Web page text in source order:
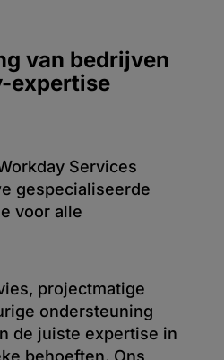
van bedrijven
expertise
Services
gespecialiseerde
voor alle
projectmatige
ondersteuning
de juiste expertise in
behoeften. Ons